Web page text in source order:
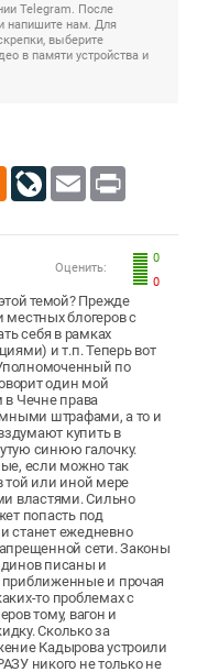
Telegram. После
напишите нам. Для
выберите
в памяти устройства и
Odnoklassniki
LiveJournal
Email Print
0
0
Оценить:
темой? Прежде
местных блогеров с
себя в рамках
и т.п. Теперь вот
по
один мой
в Чечне права
штрафами, а то и
купить в
синюю галочку.
если можно так
той или иной мере
властями. Сильно
попасть под
станет ежедневно
сети. Законы
писаны и
приближенные и прочая
то проблемах с
тому, вагон и
Сколько за
Кадырова устроили
никого не только не